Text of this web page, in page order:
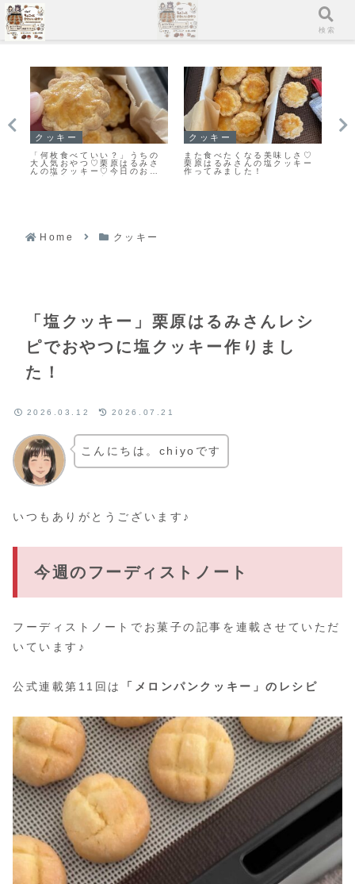
る美味しさ♡
の塩クッキー
スコーン
【レシピ】リスドォルで作る
スコーン♡やってみたらめち
ゃくちゃ美味しい♡お手軽ス
コーンレシピだよ！
スコーン
「基本のスコーン」生
ムを使ったさっくりふ
なスコーンレシピだよ！
Home クッキー
「塩クッキー」栗原はるみさんレシ
ピでおやつに塩クッキー作りまし
た！
2026.03.12 2026.07.21
こんにちは。chiyoです
いつもありがとうございます♪
今週のフーディストノート
フーディストノートでお菓子の記事を連載させていただ
いています♪
公式連載第11回は 「メロンパンクッキー」のレシピ
メニュー 検索